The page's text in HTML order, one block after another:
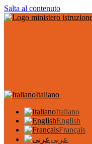
Salta al contenuto
Italiano
Italiano
English
Français
عربى